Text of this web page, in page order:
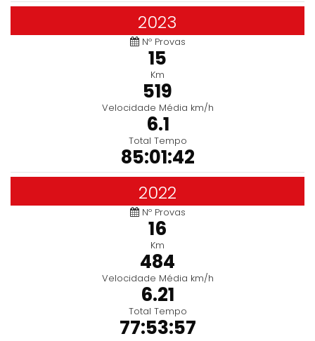
2023
Nº Provas
15
Km
519
Velocidade Média km/h
6.1
Total Tempo
85:01:42
2022
Nº Provas
16
Km
484
Velocidade Média km/h
6.21
Total Tempo
77:53:57